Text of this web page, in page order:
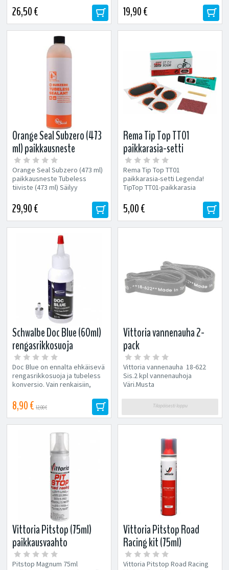
26,50 € 19,90 €
Orange Seal Subzero (473
ml) paikkausneste
Orange Seal Subzero (473 ml)
paikkausneste Tubeless
tiiviste (473 ml) Säilyy
29,90 €
Rema Tip Top TT01
paikkarasia-setti
Rema Tip Top TT01
paikkarasia-setti Legenda!
TipTop TT01-paikkarasia
5,00 €
Schwalbe Doc Blue (60ml)
rengasrikkosuoja
Doc Blue on ennalta ehkäisevä
rengasrikkosuoja ja tubeless
konversio. Vain renkaisiin,
8,90 € 12,00 €
Vittoria vannenauha 2-
pack
Vittoria vannenauha 18-622
Sis.2 kpl vannenauhoja
Väri.Musta
Tilapäisesti loppu
Vittoria Pitstop (75ml)
paikkausvaahto
Pitstop Magnum 75ml
Vittoria Pitstop Road
Racing kit (75ml)
paikkausvaahto
Vittoria Pitstop Road Racing